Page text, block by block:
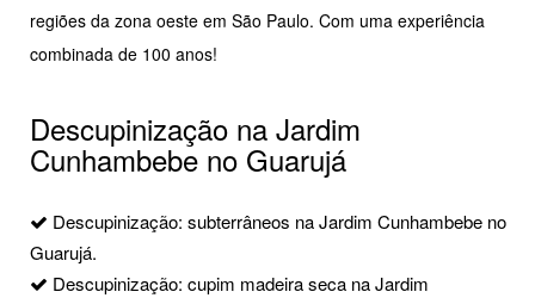
regiões da zona oeste em São Paulo. Com uma experiência
combinada de 100 anos!
Descupinização na Jardim
Cunhambebe no Guarujá
Descupinização: subterrâneos na Jardim Cunhambebe no
Guarujá.
Descupinização: cupim madeira seca na Jardim